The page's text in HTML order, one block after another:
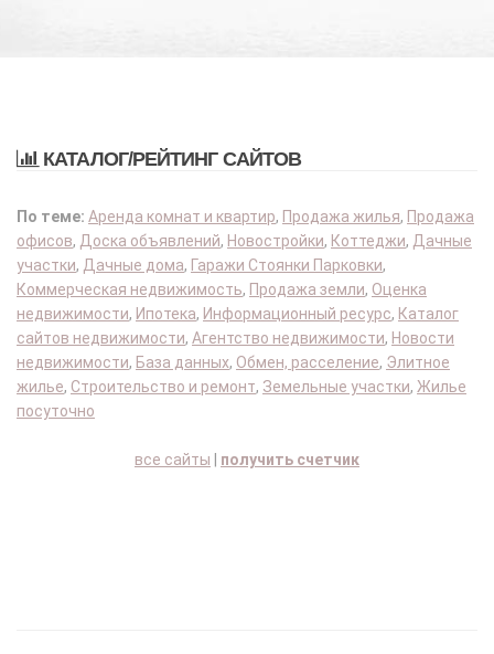
КАТАЛОГ/РЕЙТИНГ САЙТОВ
По теме: Аренда комнат и квартир, Продажа жилья, Продажа
офисов, Доска объявлений, Новостройки, Коттеджи, Дачные
участки, Дачные дома, Гаражи Стоянки Парковки,
Коммерческая недвижимость, Продажа земли, Оценка
недвижимости, Ипотека, Информационный ресурс, Каталог
сайтов недвижимости, Агентство недвижимости, Новости
недвижимости, База данных, Обмен, расселение, Элитное
жилье, Строительство и ремонт, Земельные участки, Жилье
посуточно
все сайты получить счетчик